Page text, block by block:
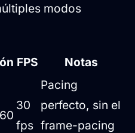
modos
FPS Notas
30
fps
Pacing
perfecto, sin el
frame-pacing